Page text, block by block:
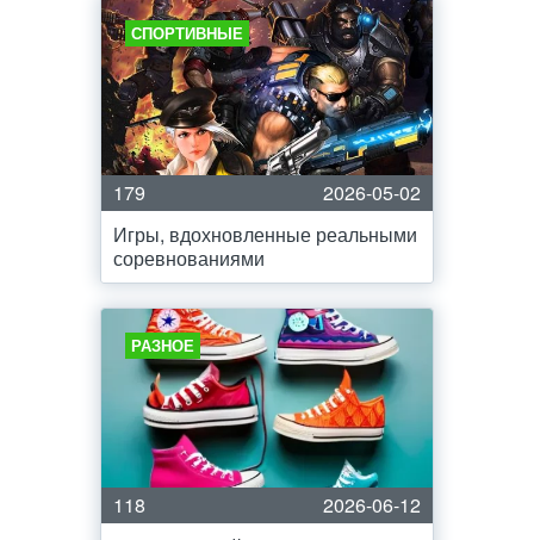
СПОРТИВНЫЕ
179
2026-05-02
Игры, вдохновленные реальными
соревнованиями
РАЗНОЕ
118
2026-06-12